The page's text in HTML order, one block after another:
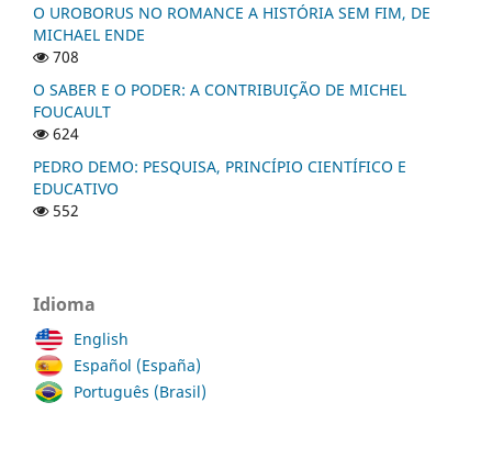
O UROBORUS NO ROMANCE A HISTÓRIA SEM FIM, DE
MICHAEL ENDE
708
O SABER E O PODER: A CONTRIBUIÇÃO DE MICHEL
FOUCAULT
624
PEDRO DEMO: PESQUISA, PRINCÍPIO CIENTÍFICO E
EDUCATIVO
552
Idioma
English
Español (España)
Português (Brasil)